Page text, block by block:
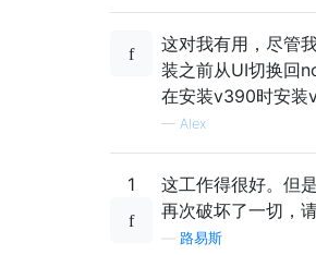
这对我有用，尽管
装之前从UI切换回
在安装v390时安装
— Alex
1 这工作得很好。但是
再次破坏了一切，
路易斯